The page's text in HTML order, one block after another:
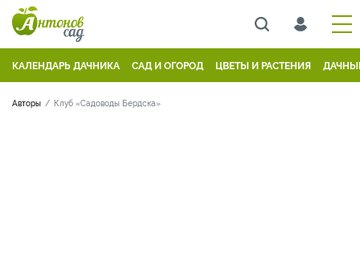
КАЛЕНДАРЬ ДАЧНИКА САД И ОГОРОД ЦВЕТЫ И РАСТЕНИЯ
Авторы Клуб «Садоводы Бердска»